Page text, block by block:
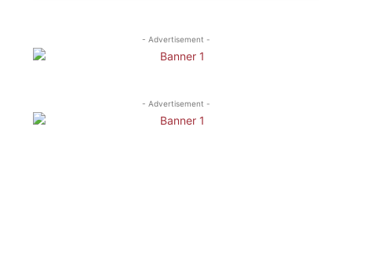
- Advertisement -
- Advertisement -